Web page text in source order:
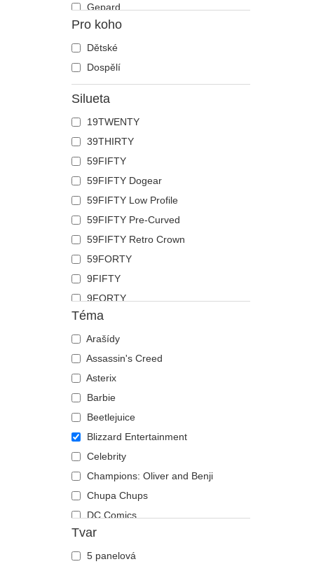
Gepard
Had
Havran
Holub
Hroch
Humr
Jednorožec
Jelen
Ještěrka
Kachna
Kočka
Kohout
Kojot
Koza
Krab
Kráva
Krokodýl
Kůň
Kuřátko
Labradorský retrívr
Lebka
Lev
Liška
Los
Lvice
Medvěd
Motýl
Mravenec
Myš
Pro koho
Dětské
Dospělí
Silueta
19TWENTY
39THIRTY
59FIFTY
59FIFTY Dogear
59FIFTY Low Profile
59FIFTY Pre-Curved
59FIFTY Retro Crown
59FORTY
9FIFTY
9FORTY
9FORTY APEX
9FORTY M-Crown
9SEVENTY
9TWENTY
A Frame
Casual Classic
E Frame
Open Back
Runner
The 90s
The Ball
The Retro
The Snap
Téma
Arašídy
Assassin's Creed
Asterix
Barbie
Beetlejuice
Blizzard Entertainment
Celebrity
Champions: Oliver and Benji
Chupa Chups
DC Comics
Disney
Dragon Ball
Tvar
5 panelová